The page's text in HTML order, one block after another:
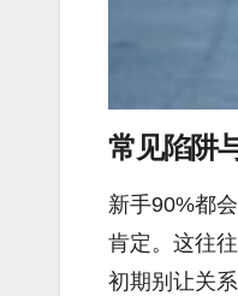
常见陷阱
新手90%都
肯定。这往
初期别让关